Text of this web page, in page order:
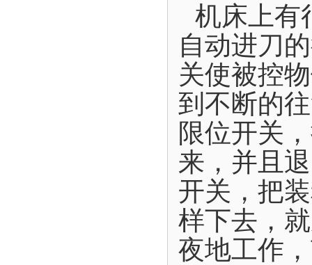
机床上有
自动进刀
关使被控
到不断的
限位开关
来，并且
开关，把
样下去，
夜地工作